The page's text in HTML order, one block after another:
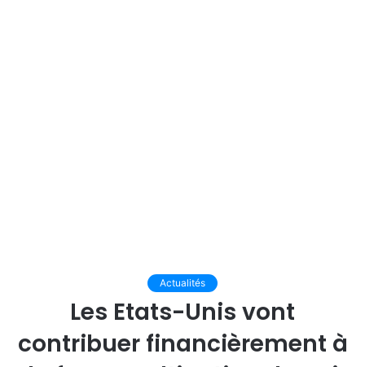
Actualités
Les Etats-Unis vont
contribuer financièrement à